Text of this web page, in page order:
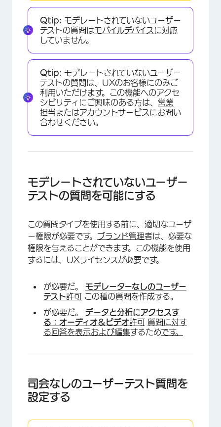
Qtip: モデレートされていないユーザー
テストの質問はモバイルデバイスに対応
していません。
Qtip: モデレートされていないユーザー
テストの質問は、UXのお客様にのみご
利用いただけます。この機能へのアクセ
シビリティにご興味のある方は、 営業
担当またはアカウントサービスにお問い
合わせください。
モデレートされていないユーザー
テストの質問を可能にする
この質問タイプを使用する前に、適切なユーザ
ー権限が必要です。 ブランド管理者は、必要な
権限を与えることができます。この機能を使用
するには、UXライセンスが必要です。
が必要だ。 モデレーターなしのユーザー
テスト許可
この種の質問を作成する。
が必要だ。 データと分析にアクセスす
る：オーディオ＆ビデオ許可
質問に対す
る回答を表示および編集するためです。
司会なしのユーザーテスト質問を
設定する